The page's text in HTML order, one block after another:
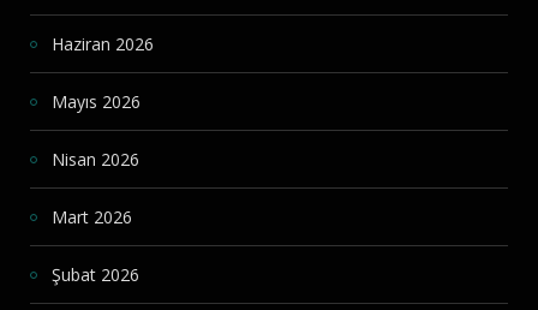
Haziran 2026
Mayıs 2026
Nisan 2026
Mart 2026
Şubat 2026